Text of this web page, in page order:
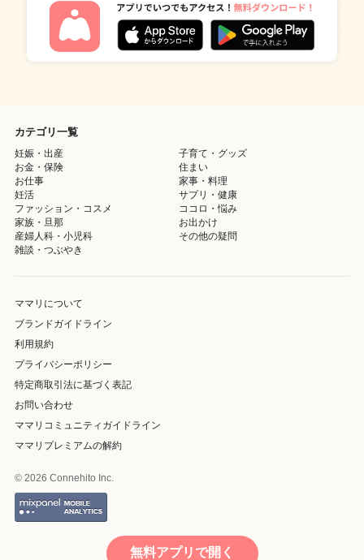
カテゴリ一覧
妊娠・出産
子育て・グッズ
お金・保険
住まい
お仕事
家事・料理
妊活
サプリ・健康
ファッション・コスメ
ココロ・悩み
家族・旦那
お出かけ
産婦人科・小児科
その他の疑問
雑談・つぶやき
ママリについて
ブランドガイドライン
利用規約
プライバシーポリシー
特定商取引法に基づく表記
お問い合わせ
ママリコミュニティガイドライン
ママリプレミアムの解約
© 2026 Connehito Inc.
無料アプリで開く